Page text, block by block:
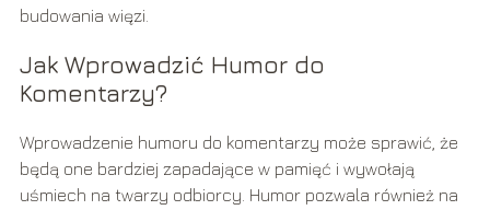
budowania więzi.
Jak Wprowadzić Humor do
Komentarzy?
Wprowadzenie humoru do komentarzy może sprawić, że
będą one bardziej zapadające w pamięć i wywołają
uśmiech na twarzy odbiorcy. Humor pozwala również na